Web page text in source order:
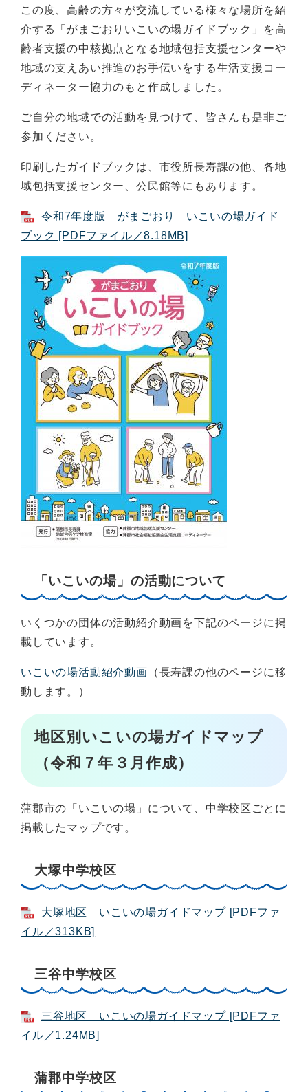
この度、高齢の方々が交流している様々な場所を紹
介する「がまごおりいこいの場ガイドブック」を高
齢者支援の中核拠点となる地域包括支援センターや
地域の支えあい推進のお手伝いをする生活支援コー
ディネーター協力のもと作成しました。
ご自分の地域での活動を見つけて、皆さんも是非ご
参加ください。
印刷したガイドブックは、市役所長寿課の他、各地
域包括支援センター、公民館等にもあります。
令和7年度版 がまごおり いこいの場ガイド
ブック [PDFファイル／8.18MB]
「いこいの場」の活動について
いくつかの団体の活動紹介動画を下記のページに掲
載しています。
いこいの場活動紹介動画 （長寿課の他のページに移
動します。）
地区別いこいの場ガイドマップ
（令和７年３月作成）
蒲郡市の「いこいの場」について、中学校区ごとに
掲載したマップです。
大塚中学校区
大塚地区 いこいの場ガイドマップ [PDFファ
イル／313KB]
三谷中学校区
三谷地区 いこいの場ガイドマップ [PDFファ
イル／1.24MB]
蒲郡中学校区